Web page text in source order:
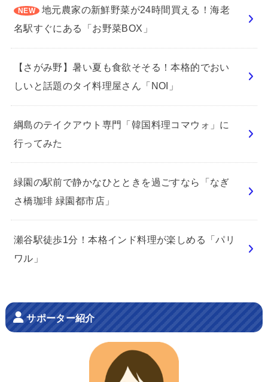
地元農家の新鮮野菜が24時間買える！海老
名駅すぐにある「お野菜BOX」
【さがみ野】暑い夏も食欲そそる！本格的でおい
しいと話題のタイ料理屋さん「NOI」
綱島のテイクアウト専門「韓国料理コマウォ」に
行ってみた
緑園の駅前で静かなひとときを過ごすなら「なぎ
さ橋珈琲 緑園都市店」
瀬谷駅徒歩1分！本格インド料理が楽しめる「パリ
ワル」
サポーター紹介